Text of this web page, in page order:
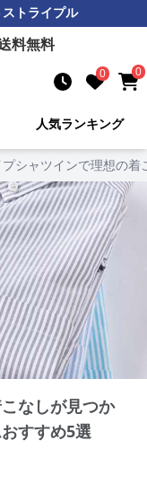
ストライプル
料無料
0 0
人気ランキング
プシャツインで理想の
なしが見つか
すすめ5選